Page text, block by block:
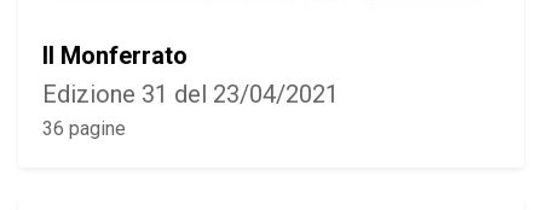
Il Monferrato
Edizione 31 del 23/04/2021
36 pagine